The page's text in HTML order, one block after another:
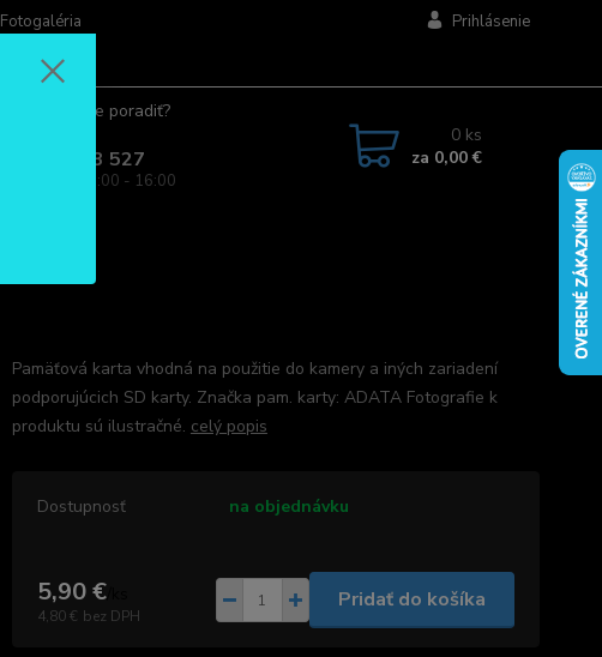
Fotogaléria
Prihlásenie
Potrebujete poradiť?
0904 963 527
Po - Pia: 08:00 - 16:00
0 ks
za 0,00 €
Pamäťová karta vhodná na použitie do kamery a iných zariadení
podporujúcich SD karty. Značka pam. karty: ADATA Fotografie k
produktu sú ilustračné. celý popis
Dostupnosť na objednávku
5,90 €/
4,80 € bez DPH
Pridať do košíka